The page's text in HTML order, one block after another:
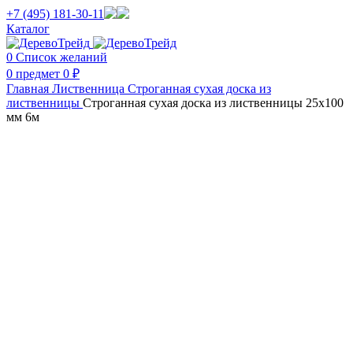
+7 (495) 181-30-11
Каталог
0 Список желаний
0 предмет 0 ₽
Главная Лиственница Строганная сухая доска из
лиственницы Строганная сухая доска из лиственницы 25х100
мм 6м